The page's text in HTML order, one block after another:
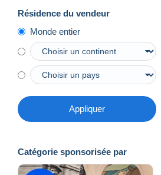
Résidence du vendeur
Monde entier
Appliquer
Catégorie sponsorisée par